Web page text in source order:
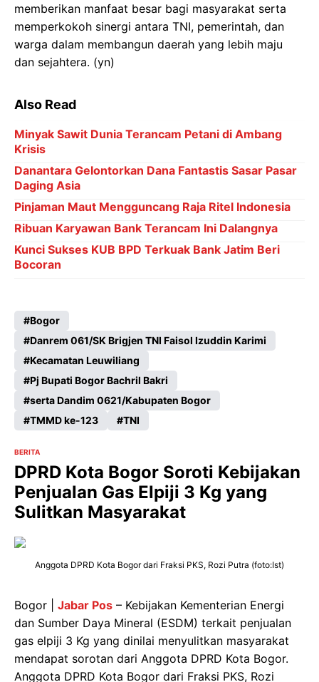
memberikan manfaat besar bagi masyarakat serta
memperkokoh sinergi antara TNI, pemerintah, dan
warga dalam membangun daerah yang lebih maju
dan sejahtera. (yn)
Also Read
Minyak Sawit Dunia Terancam Petani di Ambang
Krisis
Danantara Gelontorkan Dana Fantastis Sasar Pasar
Daging Asia
Pinjaman Maut Mengguncang Raja Ritel Indonesia
Ribuan Karyawan Bank Terancam Ini Dalangnya
Kunci Sukses KUB BPD Terkuak Bank Jatim Beri
Bocoran
Bogor
Danrem 061/SK Brigjen TNI Faisol Izuddin Karimi
Kecamatan Leuwiliang
Pj Bupati Bogor Bachril Bakri
serta Dandim 0621/Kabupaten Bogor
TMMD ke-123
TNI
BERITA
DPRD Kota Bogor Soroti Kebijakan
Penjualan Gas Elpiji 3 Kg yang
Sulitkan Masyarakat
Anggota DPRD Kota Bogor dari Fraksi PKS, Rozi Putra (foto:Ist)
Bogor | Jabar Pos – Kebijakan Kementerian Energi
dan Sumber Daya Mineral (ESDM) terkait penjualan
gas elpiji 3 Kg yang dinilai menyulitkan masyarakat
mendapat sorotan dari Anggota DPRD Kota Bogor.
Anggota DPRD Kota Bogor dari Fraksi PKS, Rozi